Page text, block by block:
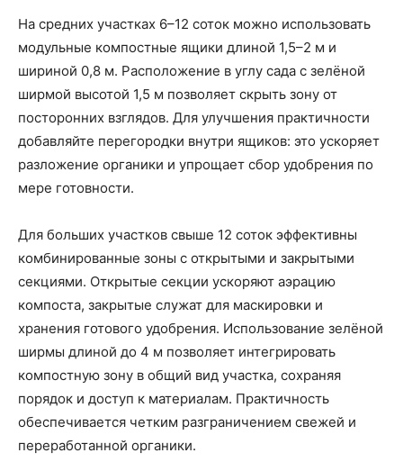
На средних участках 6–12 соток можно использовать
модульные компостные ящики длиной 1,5–2 м и
шириной 0,8 м. Расположение в углу сада с зелёной
ширмой высотой 1,5 м позволяет скрыть зону от
посторонних взглядов. Для улучшения практичности
добавляйте перегородки внутри ящиков: это ускоряет
разложение органики и упрощает сбор удобрения по
мере готовности.
Для больших участков свыше 12 соток эффективны
комбинированные зоны с открытыми и закрытыми
секциями. Открытые секции ускоряют аэрацию
компоста, закрытые служат для маскировки и
хранения готового удобрения. Использование зелёной
ширмы длиной до 4 м позволяет интегрировать
компостную зону в общий вид участка, сохраняя
порядок и доступ к материалам. Практичность
обеспечивается четким разграничением свежей и
переработанной органики.